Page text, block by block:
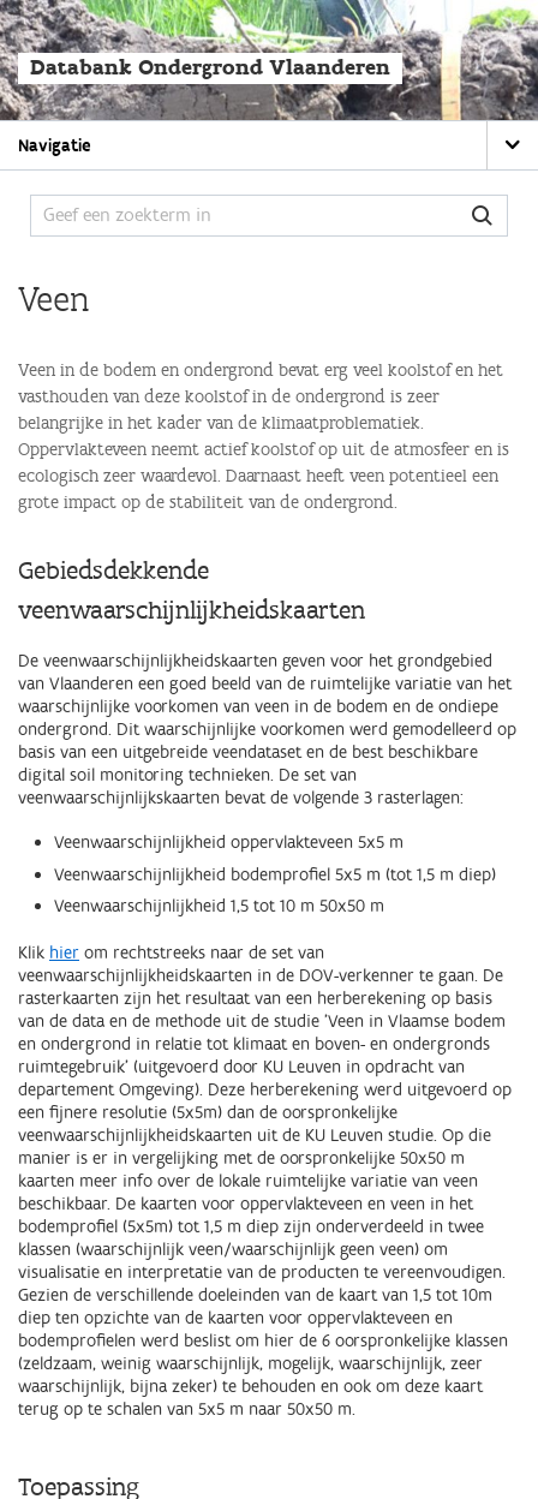
Overslaan
en
naar
de
algemene
inhoud
Databank Ondergrond Vlaanderen
Main
navigation
Navigatie
Veen
Veen in de bodem en ondergrond bevat erg veel koolstof en het
vasthouden van deze koolstof in de ondergrond is zeer
belangrijke in het kader van de klimaatproblematiek.
Oppervlakteveen neemt actief koolstof op uit de atmosfeer en is
ecologisch zeer waardevol. Daarnaast heeft veen potentieel een
grote impact op de stabiliteit van de ondergrond.
Gebiedsdekkende
veenwaarschijnlijkheidskaarten
De veenwaarschijnlijkheidskaarten geven voor het grondgebied
van Vlaanderen een goed beeld van de ruimtelijke variatie van het
waarschijnlijke voorkomen van veen in de bodem en de ondiepe
ondergrond. Dit waarschijnlijke voorkomen werd gemodelleerd op
basis van een uitgebreide veendataset en de best beschikbare
digital soil monitoring technieken. De set van
veenwaarschijnlijkskaarten bevat de volgende 3 rasterlagen:
Veenwaarschijnlijkheid oppervlakteveen 5x5 m
Veenwaarschijnlijkheid bodemprofiel 5x5 m (tot 1,5 m diep)
Veenwaarschijnlijkheid 1,5 tot 10 m 50x50 m
Klik hier om rechtstreeks naar de set van
veenwaarschijnlijkheidskaarten in de DOV-verkenner te gaan. De
rasterkaarten zijn het resultaat van een herberekening op basis
van de data en de methode uit de studie 'Veen in Vlaamse bodem
en ondergrond in relatie tot klimaat en boven- en ondergronds
ruimtegebruik' (uitgevoerd door KU Leuven in opdracht van
departement Omgeving). Deze herberekening werd uitgevoerd op
een fijnere resolutie (5x5m) dan de oorspronkelijke
veenwaarschijnlijkheidskaarten uit de KU Leuven studie. Op die
manier is er in vergelijking met de oorspronkelijke 50x50 m
kaarten meer info over de lokale ruimtelijke variatie van veen
beschikbaar. De kaarten voor oppervlakteveen en veen in het
bodemprofiel (5x5m) tot 1,5 m diep zijn onderverdeeld in twee
klassen (waarschijnlijk veen/waarschijnlijk geen veen) om
visualisatie en interpretatie van de producten te vereenvoudigen.
Gezien de verschillende doeleinden van de kaart van 1,5 tot 10m
diep ten opzichte van de kaarten voor oppervlakteveen en
bodemprofielen werd beslist om hier de 6 oorspronkelijke klassen
(zeldzaam, weinig waarschijnlijk, mogelijk, waarschijnlijk, zeer
waarschijnlijk, bijna zeker) te behouden en ook om deze kaart
terug op te schalen van 5x5 m naar 50x50 m.
Toepassing